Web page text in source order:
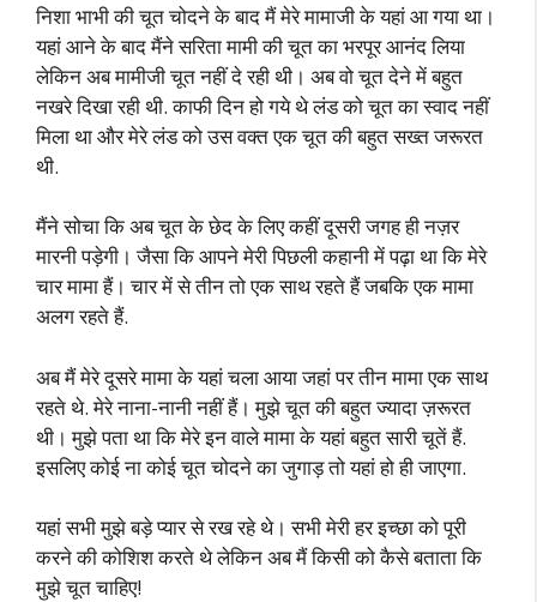
निशा भाभी की चूत चोदने के बाद मैं मेरे मामाजी के यहां आ गया था।
यहां आने के बाद मैंने सरिता मामी की चूत का भरपूर आनंद लिया
लेकिन अब मामीजी चूत नहीं दे रही थी। अब वो चूत देने में बहुत
नखरे दिखा रही थी. काफी दिन हो गये थे लंड को चूत का स्वाद नहीं
मिला था और मेरे लंड को उस वक्त एक चूत की बहुत सख्त जरूरत
थी.
मैंने सोचा कि अब चूत के छेद के लिए कहीं दूसरी जगह ही नज़र
मारनी पड़ेगी। जैसा कि आपने मेरी पिछली कहानी में पढ़ा था कि मेरे
चार मामा हैं। चार में से तीन तो एक साथ रहते हैं जबकि एक मामा
अलग रहते हैं.
अब मैं मेरे दूसरे मामा के यहां चला आया जहां पर तीन मामा एक साथ
रहते थे. मेरे नाना-नानी नहीं हैं। मुझे चूत की बहुत ज्यादा ज़रूरत
थी। मुझे पता था कि मेरे इन वाले मामा के यहां बहुत सारी चूतें हैं.
इसलिए कोई ना कोई चूत चोदने का जुगाड़ तो यहां हो ही जाएगा.
यहां सभी मुझे बड़े प्यार से रख रहे थे। सभी मेरी हर इच्छा को पूरी
करने की कोशिश करते थे लेकिन अब मैं किसी को कैसे बताता कि
मुझे चूत चाहिए!